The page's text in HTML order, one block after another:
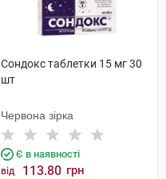
Сондокс таблетки 15 мг 30
шт
Червона зірка
Є в наявності
від 113.80 грн